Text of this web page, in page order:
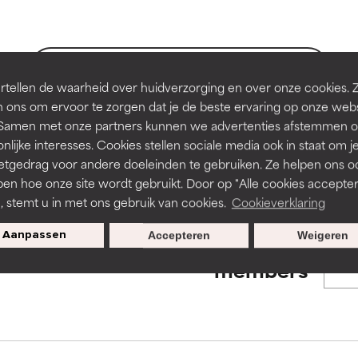
de waarheid over huidverzorging en over onze cookies.
ons om ervoor te zorgen dat je de beste ervaring op onze
met onze partners kunnen we advertenties afstemmen
interesses. Cookies stellen sociale media ook in staat om je
voor andere doeleinden te gebruiken. Ze helpen ons
hoe onze site wordt gebruikt. Door op "Alle cookies
stemt u in met ons gebruik van cookies. Cookieverklaring
Aanpassen Weigeren
Accepteren
to assess ingredients in this dictionary. Regulations
irriterend maar kan esthetische, stabiliteits- of andere
is aanwezig. Het risico wordt vergroot als het gecombineerd
ingrediënten.
droogheid, enz. veroorzaken. Kan in sommige gevallen
irriterend maar kan esthetische, stabiliteits- of andere
is aanwezig. Het risico wordt vergroot als het gecombineerd
ingrediënten.
droogheid, enz. veroorzaken. Kan in sommige gevallen
Exclusieve aanbiedingen voor
members